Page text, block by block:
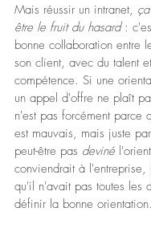
Mais réussir un intranet,
être le fruit du hasard :
bonne collaboration entre
son client, avec du talent
compétence. Si une
un appel d'offre ne plaît
n'est pas forcément parce
est mauvais, mais juste
peut-être pas deviné
conviendrait à l'entreprise,
qu'il n'avait pas toutes les
définir la bonne orientation.